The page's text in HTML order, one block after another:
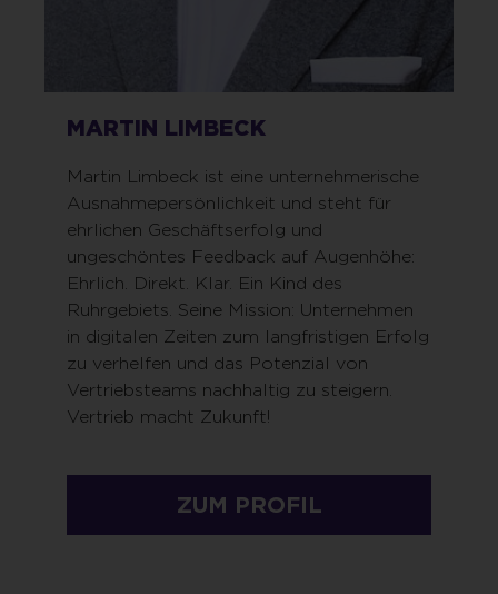
MARTIN LIMBECK
Martin Limbeck ist eine unternehmerische
Ausnahmepersönlichkeit und steht für
ehrlichen Geschäftserfolg und
ungeschöntes Feedback auf Augenhöhe:
Ehrlich. Direkt. Klar. Ein Kind des
Ruhrgebiets. Seine Mission: Unternehmen
in digitalen Zeiten zum langfristigen Erfolg
zu verhelfen und das Potenzial von
Vertriebsteams nachhaltig zu steigern.
Vertrieb macht Zukunft!
ZUM PROFIL